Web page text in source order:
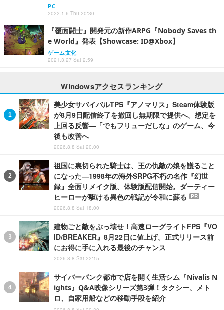
PC
2022.1.6 Thu 20:30
『覆面闘士』開発元の新作ARPG『Nobody Saves th
e World』発表【Showcase: ID@Xbox】
ゲーム文化
2021.3.27 Sat 2:59
Windowsアクセスランキング
美少女サバイバルTPS『アノマリス』Steam体験版
が8月9日配信終了を撤回し無期限で提供へ。想定を
上回る反響―「でもフリューだしな」のゲーム、今
後も改善へ
2026.8.8 Sat 20:00
祖国に裏切られた騎士は、王の仇敵の娘を護ること
になった―1998年の海外SRPG不朽の名作『幻世
録』全面リメイク版、体験版配信開始。ダーティー
ヒーローが駆ける異色の戦記が令和に蘇る
PR
2026.8.8 Sat 18:00
建物ごと敵をぶっ壊せ！高速ローグライトFPS『VO
ID/BREAKER』8月22日に値上げ。正式リリース前
にお得に手に入れる最後のチャンス
2026.8.8 Sat 22:15
サイバーパンク都市で店を開く生活シム『Nivalis N
ights』Q&A映像シリーズ第3弾！タクシー、メト
ロ、自家用船などの移動手段を紹介